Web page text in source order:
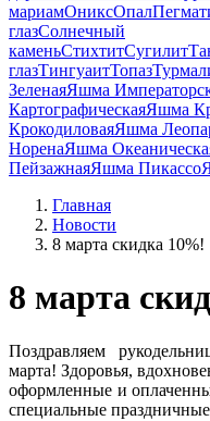
мариамОниксОпал
глазСолнечный
каменьСтихтитСугилит
глазТингуаитТопаз
ЗеленаяЯшма
КартографическаяЯшма
КрокодиловаяЯшма
НоренаЯшма
ПейзажнаяЯшма Пикассо
Главная
Новости
8 марта скидка 10%!
8 марта
Поздравляем
марта! Здоровья,
оформленные и
специальные